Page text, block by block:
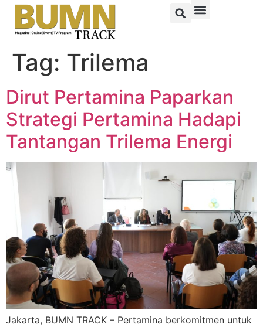
Tag: Trilema
Dirut Pertamina Paparkan
Strategi Pertamina Hadapi
Tantangan Trilema Energi
Jakarta, BUMN TRACK – Pertamina berkomitmen untuk